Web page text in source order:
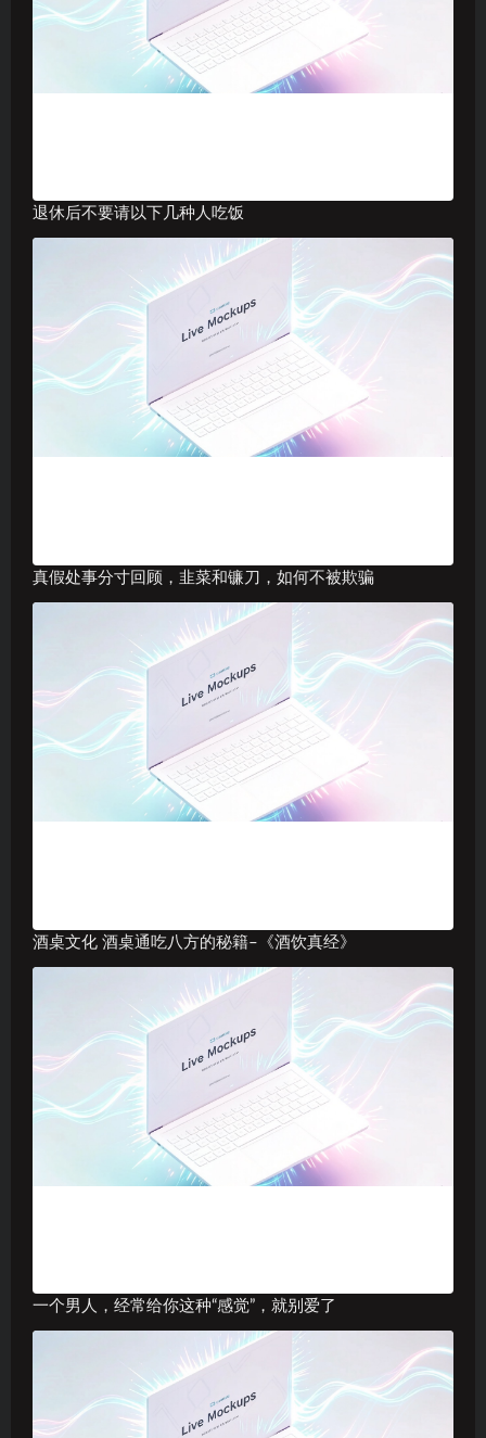
退休后不要请以下几种人吃饭
真假处事分寸回顾，韭菜和镰刀，如何不被欺骗
酒桌文化 酒桌通吃八方的秘籍–《酒饮真经》
一个男人，经常给你这种“感觉”，就别爱了